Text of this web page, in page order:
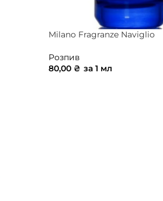
Milano Fragranze Naviglio
Розпив
80,00 ₴ за 1 мл